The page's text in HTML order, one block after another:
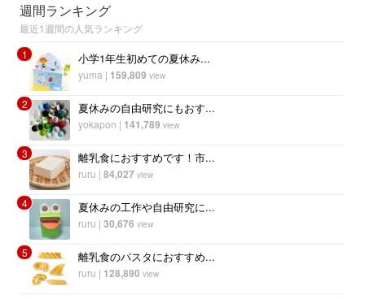
週間ランキング
最近1週間の人気ランキング
1
小学1年生初めての夏休み...
yuma | 159,809 view
2 夏休みの自由研究にもおす...
yokapon | 141,789 view
3 離乳食におすすめです！市...
ruru | 84,027 view
4 夏休みの工作や自由研究に...
ruru | 30,676 view
5 離乳食のパスタにおすすめ...
ruru | 128,890 view